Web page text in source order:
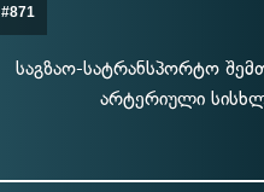
#871
საგზაო-სატრანსპორტო
არტერიული